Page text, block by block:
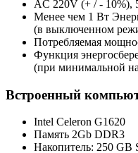
AC 220V (+ / - 10%),
Менее чем 1 Вт
(в выключенном
Потребляемая
Функция
(при минимальной
Встроенный
Intel Celeron G1620
Память 2Gb DDR3
Накопитель: 250 GB